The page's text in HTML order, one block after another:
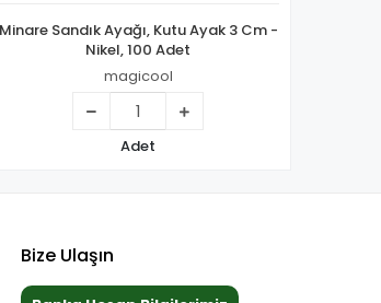
Minare Sandık Ayağı, Kutu Ayak 3 Cm -
Nikel, 100 Adet
magicool
Adet
Bize Ulaşın